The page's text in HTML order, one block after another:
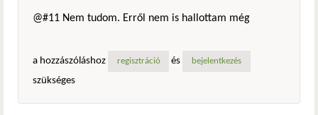
@#11 Nem tudom. Erről nem is hallottam még
a hozzászóláshoz regisztráció és bejelentkezés
szükséges